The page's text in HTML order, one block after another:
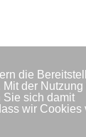
die
der Nutzung
Sie sich damit
wir Cookies